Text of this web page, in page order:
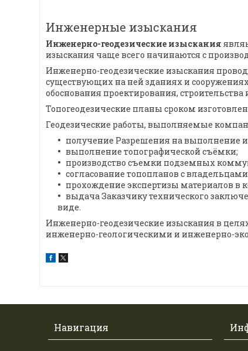
Инженерные изыскания
Инженерно-геодезические изыскания
изыскания чаще всего начинаются с
Инженерно-геодезические изыскания
существующих на ней зданиях и
обоснования проектирования, строительства
Топогеодезические планы сроком
Геодезические работы, выполняемые
получение Разрешения на выполнение
выполнение топографической съёмки;
производство съемки подземных
согласование топопланов с
прохождение экспертизы материалов в
выдача Заказчику технического
виде.
Инженерно-геодезические изыскания в
инженерно-геологическими и инженерно-
Навигация